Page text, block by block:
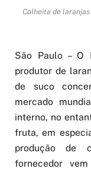
Colheita de
São Paulo – O
produtor de
de suco
mercado
interno, no
fruta, em
produção de
fornecedor